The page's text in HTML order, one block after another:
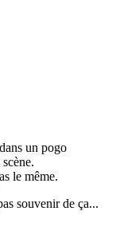
un pogo
le même.
souvenir de ça...